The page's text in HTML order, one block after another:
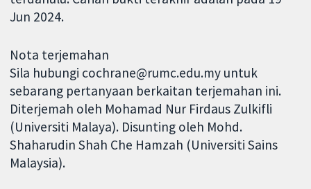
Jun 2024.
Nota terjemahan
Sila hubungi cochrane@rumc.edu.my untuk
sebarang pertanyaan berkaitan terjemahan ini.
Diterjemah oleh Mohamad Nur Firdaus Zulkifli
(Universiti Malaya). Disunting oleh Mohd.
Shaharudin Shah Che Hamzah (Universiti Sains
Malaysia).